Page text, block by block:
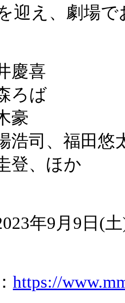
迎え、劇場
慶喜
ろば
豪
浩司、福田
登、ほか
年9月9日(
https://